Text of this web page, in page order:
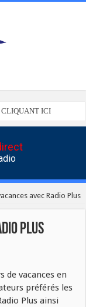
CLIQUANT ICI
avec Radio Plus
Plus
de vacances en
préférés les
Plus ainsi